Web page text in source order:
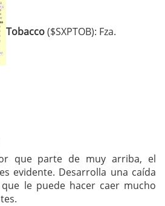
Tobacco($SXPTOB): Fza.
que parte de muy arriba, el
evidente. Desarrolla una caída
le puede hacer caer mucho